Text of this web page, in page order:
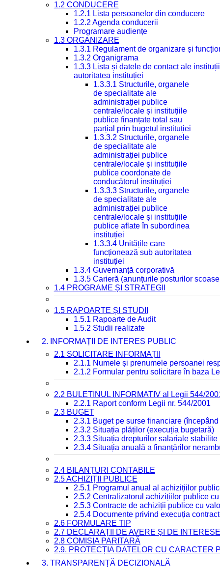
1.2 CONDUCERE
1.2.1 Lista persoanelor din conducere
1.2.2 Agenda conducerii
Programare audiențe
1.3 ORGANIZARE
1.3.1 Regulament de organizare și
1.3.2 Organigrama
1.3.3 Lista și datele de contact ale
autoritatea instituției
1.3.3.1 Structurile, organele
de specialitate ale
administrației publice
centrale/locale și instituțiile
publice finanțate total sau
parțial prin bugetul instituției
1.3.3.2 Structurile, organele
de specialitate ale
administrației publice
centrale/locale și instituțiile
publice coordonate de
conducătorul instituției
1.3.3.3 Structurile, organele
de specialitate ale
administrației publice
centrale/locale și instituțiile
publice aflate în subordinea
instituției
1.3.3.4 Unitățile care
funcționează sub autoritatea
instituției
1.3.4 Guvernanță corporativă
1.3.5 Carieră (anunțurile posturilor
1.4 PROGRAME ȘI STRATEGII
1.5 RAPOARTE ȘI STUDII
1.5.1 Rapoarte de Audit
1.5.2 Studii realizate
2. INFORMAȚII DE INTERES PUBLIC
2.1 SOLICITARE INFORMAȚII
2.1.1 Numele și prenumele persoanei
2.1.2 Formular pentru solicitare în baza
2.2 BULETINUL INFORMATIV al Legii 544/
2.2.1 Raport conform Legii nr. 544/2001
2.3 BUGET
2.3.1 Buget pe surse financiare
2.3.2 Situația plăților (execuția bugetară)
2.3.3 Situația drepturilor salariale
2.3.4 Situația anuală a finanțărilor
2.4 BILANȚURI CONTABILE
2.5 ACHIZIȚII PUBLICE
2.5.1 Programul anual al achizițiilor
2.5.2 Centralizatorul achizițiilor publice
2.5.3 Contracte de achiziții publice cu
2.5.4 Documente privind execuția
2.6 FORMULARE TIP
2.7 DECLARAȚII DE AVERE ȘI DE INTERESE
2.8 COMISIA PARITARĂ
2.9. PROTECȚIA DATELOR CU CARACTER
3. TRANSPARENȚĂ DECIZIONALĂ